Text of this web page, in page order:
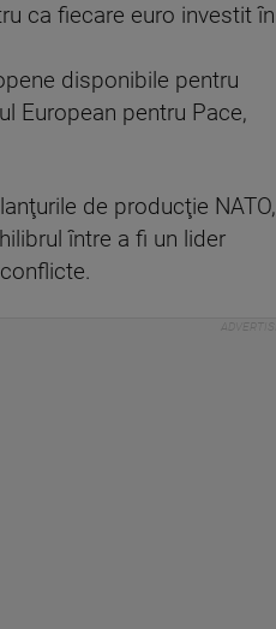
ca fiecare euro investit în
disponibile pentru
European pentru Pace,
de producţie NATO,
între a fi un lider